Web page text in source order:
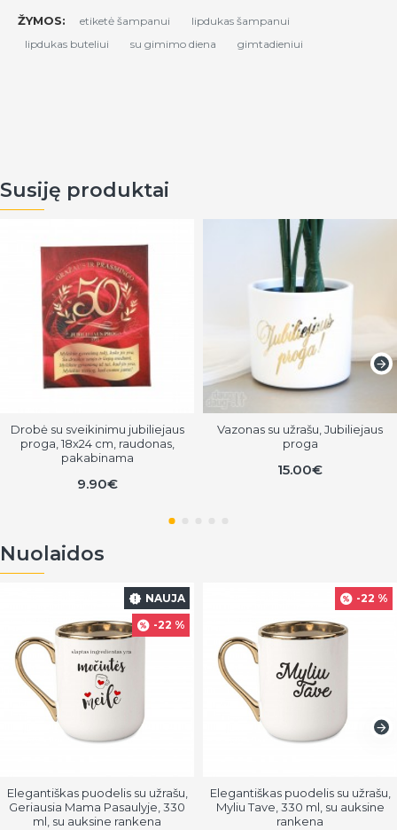
ŽYMOS: etiketė šampanui
lipdukas šampanui
lipdukas buteliui
su gimimo diena gimtadieniui
Susiję produktai
Drobė su sveikinimu jubiliejaus
proga, 18x24 cm, raudonas,
pakabinama
9.90€
Vazonas su užrašu, Jubiliejaus
proga
15.00€
Nuolaidos
NAUJA
-22 %
Elegantiškas puodelis su užrašu,
Geriausia Mama Pasaulyje, 330
ml, su auksine rankena
-22 %
Elegantiškas puodelis su užrašu,
Myliu Tave, 330 ml, su auksine
rankena